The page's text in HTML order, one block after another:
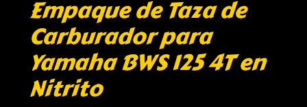
Empaque de Taza de
Carburador para
Yamaha BWS 125 4T en
Nitrito